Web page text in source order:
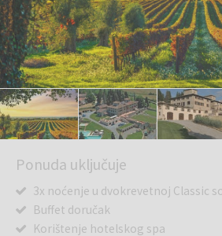
Ponuda uključuje
3x noćenje u dvokrevetnoj Classic
Buffet doručak
Korištenje hotelskog spa